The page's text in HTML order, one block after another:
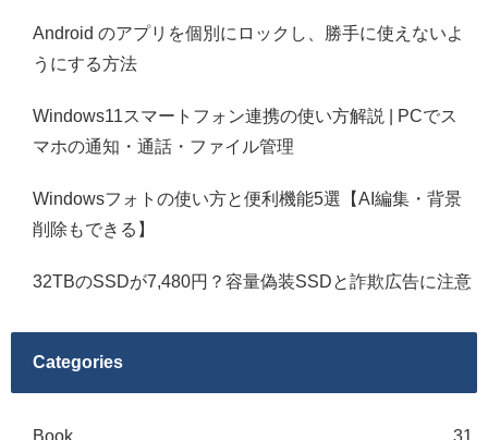
Android のアプリを個別にロックし、勝手に使えないよ
うにする方法
Windows11スマートフォン連携の使い方解説 | PCでス
マホの通知・通話・ファイル管理
Windowsフォトの使い方と便利機能5選【AI編集・背景
削除もできる】
32TBのSSDが7,480円？容量偽装SSDと詐欺広告に注意
Categories